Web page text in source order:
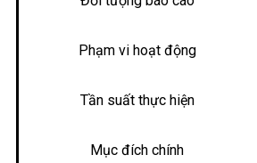
Phạm vi hoạt động
Tần suất thực hiện
Mục đích chính